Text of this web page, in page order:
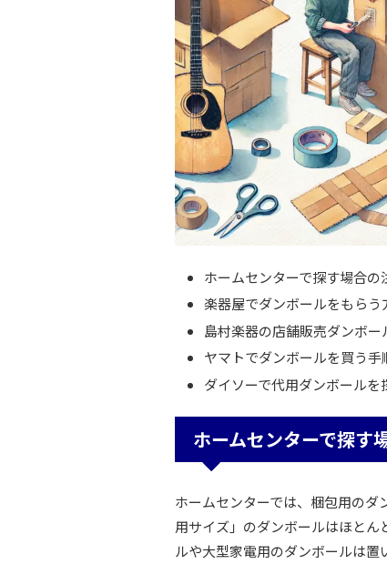
ホームセンターで探す場合の
楽器屋でダンボールをもらう
島村楽器の店舗販売ダンボー
ヤマトでダンボールを買う手
ダイソーで代用ダンボールを
ホームセンターで探す
ホームセンターでは、梱包用の
用サイズ」のダンボールはほと
ルや大型家電用のダンボールは